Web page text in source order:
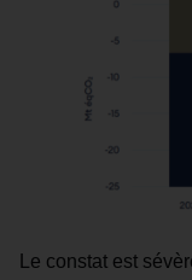
Le constat est